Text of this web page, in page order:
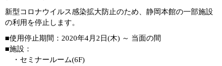
新型コロナウイルス感染拡大防止のため、静岡本館の一部施設
の利用を停止します。
■使用停止期間：2020年4月2日(木) ～ 当面の間
■施設：
・セミナールーム(6F)